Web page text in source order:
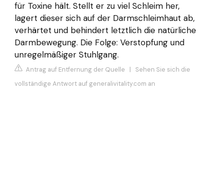
für Toxine hält. Stellt er zu viel Schleim her,
lagert dieser sich auf der Darmschleimhaut ab,
verhärtet und behindert letztlich die natürliche
Darmbewegung. Die Folge: Verstopfung und
unregelmäßiger Stuhlgang.
Antrag auf Entfernung der Quelle | Sehen Sie sich die
vollständige Antwort auf generalivitality.com an